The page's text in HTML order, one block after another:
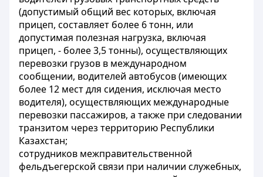
(допустимый общий вес которых, включая
прицеп, составляет более 6 тонн, или
допустимая полезная нагрузка, включая
прицеп, - более 3,5 тонны), осуществляющих
перевозки грузов в международном
сообщении, водителей автобусов (имеющих
более 12 мест для сидения, исключая место
водителя), осуществляющих международные
перевозки пассажиров, а также при следовании
транзитом через территорию Республики
Казахстан;
сотрудников межправительственной
фельдъегерской связи при наличии служебных,